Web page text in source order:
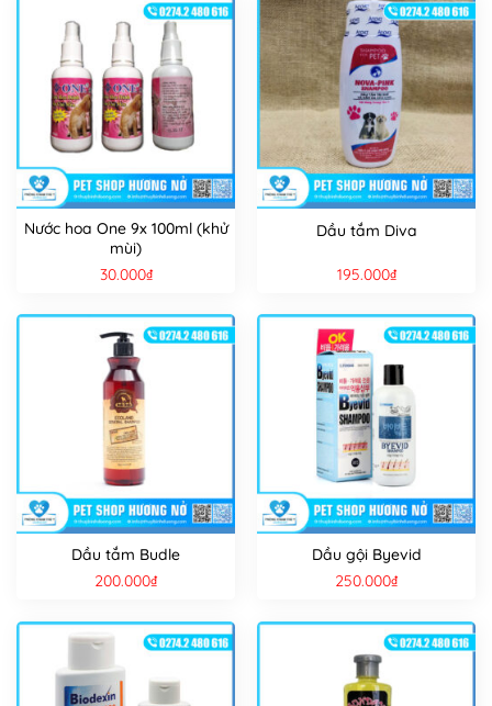
Nước hoa One 9x 100ml (khử
mùi)
30.000₫
Dầu tắm Diva
195.000₫
Dầu tắm Budle
200.000₫
Dầu gội Byevid
250.000₫